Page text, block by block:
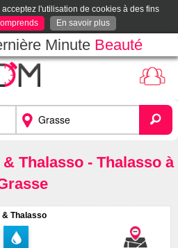
l'utilisation de cookies à des fins
En savoir plus
Minute Beauté
Thalasso - Thalasso à
& Thalasso